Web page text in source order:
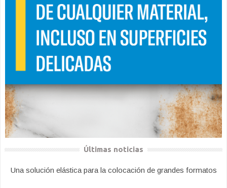
Últimas noticias
Una solución elástica para la colocación de grandes formatos